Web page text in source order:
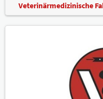
Veterinärmedizinische